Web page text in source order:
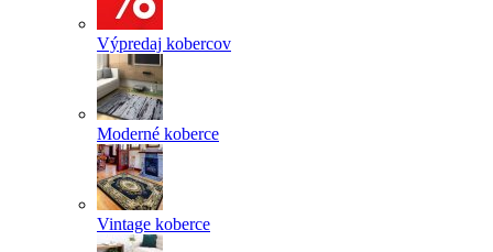
Výpredaj kobercov
Moderné koberce
Vintage koberce